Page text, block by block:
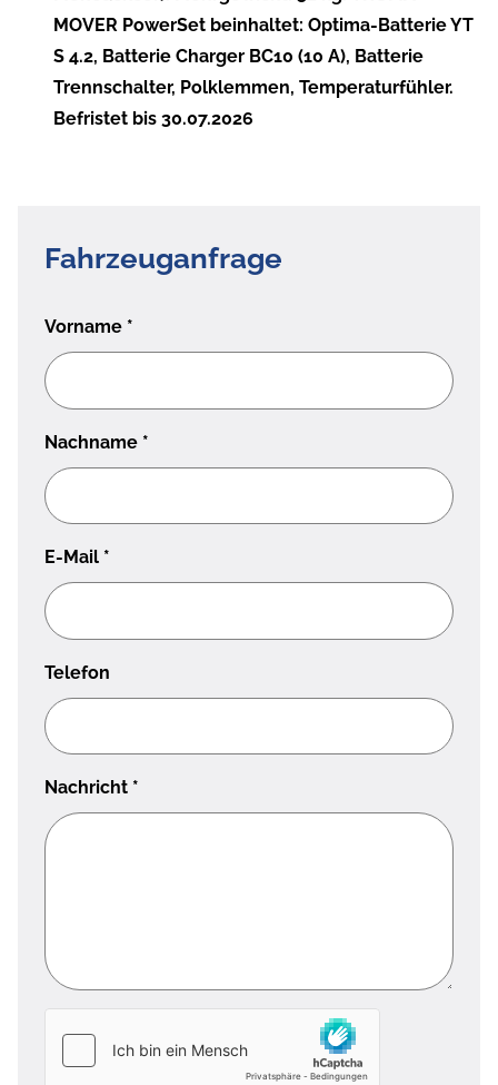
MOVER PowerSet beinhaltet: Optima-Batterie YT
S 4.2, Batterie Charger BC10 (10 A), Batterie
Trennschalter, Polklemmen, Temperaturfühler.
Befristet bis 30.07.2026
Fahrzeuganfrage
Vorname *
Nachname *
E-Mail *
Telefon
Nachricht *